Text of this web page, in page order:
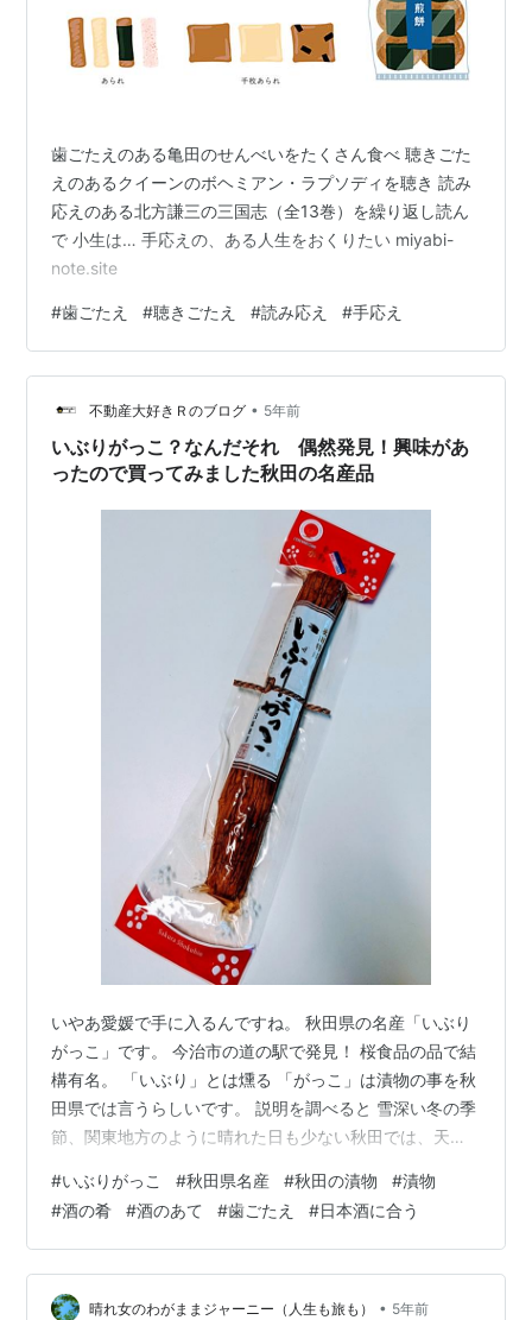
歯ごたえのある亀田のせんべいをたくさん食べ 聴きごた
えのあるクイーンのボヘミアン・ラプソディを聴き 読み
応えのある北方謙三の三国志（全13巻）を繰り返し読ん
で 小生は… 手応えの、ある人生をおくりたい miyabi-
note.site
#歯ごたえ #聴きごたえ #読み応え #手応え
不動産大好きＲのブログ • 5年前
いぶりがっこ？なんだそれ 偶然発見！興味があ
ったので買ってみました秋田の名産品
いやあ愛媛で手に入るんですね。 秋田県の名産「いぶり
がっこ」です。 今治市の道の駅で発見！ 桜食品の品で結
構有名。 「いぶり」とは燻る 「がっこ」は漬物の事を秋
田県では言うらしいです。 説明を調べると 雪深い冬の季
節、関東地方のように晴れた日も少ない秋田では、天日
囲炉裏の煙で燻された大根は、表面が茶色くなり、保存
性が高まります。その大根をぬか漬けしたことが、いぶ
りがっこの始まりとされています。 sakuragakko.com
まあ要するに沢庵ですか？ と思ってました。 切ると、だ
し巻き卵？ みたいな色。 沢庵みたいな独特の臭みはあり
#いぶりがっこ #秋田県名産 #秋田の漬物 #漬物
#酒の肴 #酒のあて #歯ごたえ #日本酒に合う
晴れ女のわがままジャーニー（人生も旅も） • 5年前